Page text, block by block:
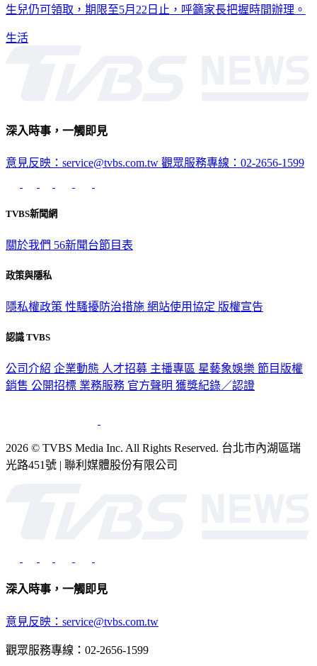
生兒仍可領取，期限至5月22日止，呼籲家長把握時間辦理。
生活
深入時事，一觸即見
意見反映：service@tvbs.com.tw 觀眾服務專線：02-2656-1599
TVBS新聞網
關於我們 56新聞台節目表
政策與隱私
隱私權政策 性騷擾防治措施 網站使用協定 版權宣告
認識 TVBS
公司介紹 企業動態 人才招募 主播專區 星藝象娛樂 節目版權
銷售 公開招標 業務服務 官方聲明 獲獎紀錄／認證
2026 © TVBS Media Inc. All Rights Reserved. 台北市內湖區瑞
光路451號 | 聯利媒體股份有限公司
深入時事，一觸即見
意見反映：service@tvbs.com.tw
觀眾服務專線：02-2656-1599